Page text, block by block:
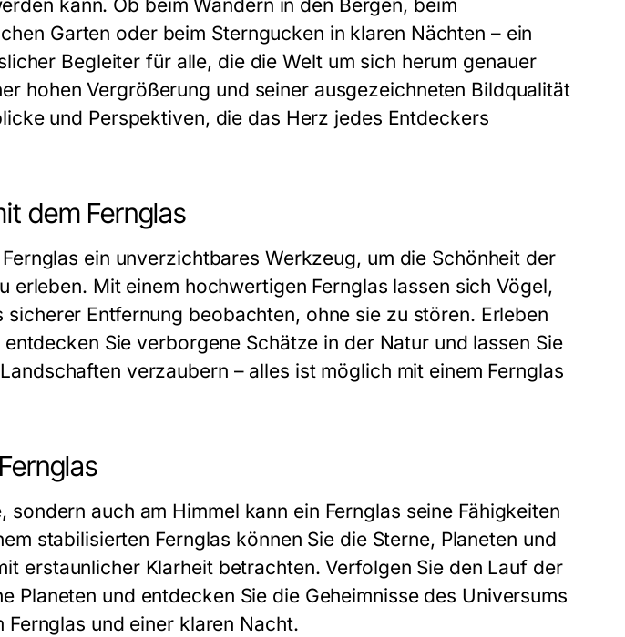
kann. Ob beim Wandern in den Bergen, beim
Garten oder beim Sterngucken in klaren Nächten – ein
Begleiter für alle, die die Welt um sich herum genauer
hohen Vergrößerung und seiner ausgezeichneten Bildqualität
und Perspektiven, die das Herz jedes Entdeckers
dem Fernglas
ein unverzichtbares Werkzeug, um die Schönheit der
erleben. Mit einem hochwertigen Fernglas lassen sich Vögel,
Entfernung beobachten, ohne sie zu stören. Erleben
Sie verborgene Schätze in der Natur und lassen Sie
verzaubern – alles ist möglich mit einem Fernglas
sondern auch am Himmel kann ein Fernglas seine Fähigkeiten
stabilisierten Fernglas können Sie die Sterne, Planeten und
erstaunlicher Klarheit betrachten. Verfolgen Sie den Lauf der
Planeten und entdecken Sie die Geheimnisse des Universums
und einer klaren Nacht.